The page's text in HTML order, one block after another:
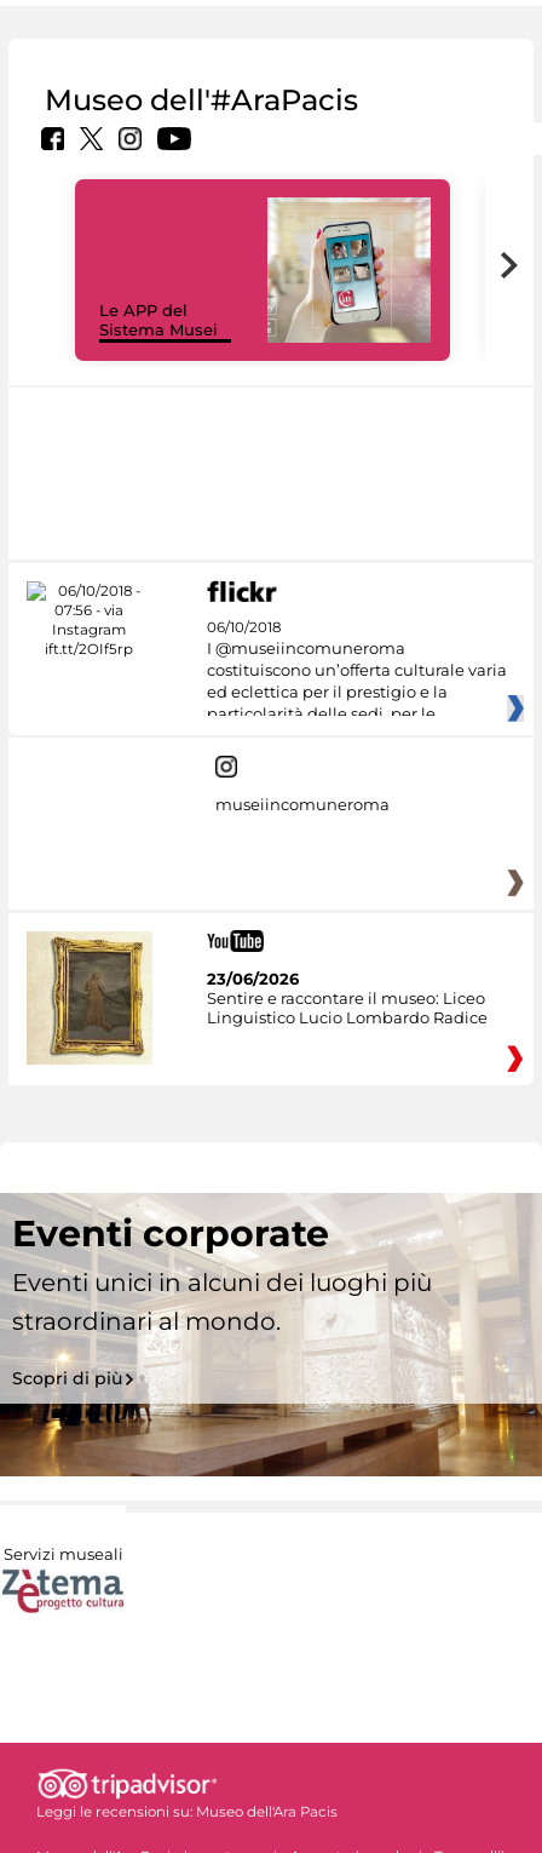
Museo dell'#AraPacis
Le APP del
Sistema Musei
06/10/2018
I @museiincomuneroma
costituiscono un’offerta culturale varia
ed eclettica per il prestigio e la
particolarità delle sedi, per le
museiincomuneroma
23/06/2026
Sentire e raccontare il museo: Liceo
Linguistico Lucio Lombardo Radice
Eventi corporate
Eventi unici in alcuni dei luoghi più
straordinari al mondo.
Scopri di più
Servizi museali
Leggi le recensioni su: Museo dell'Ara Pacis